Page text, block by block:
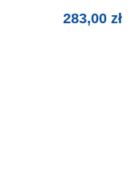
283,00 zł